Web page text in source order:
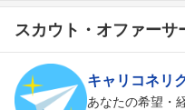
スカウト・オファーサ
キャリコネリ
あなたの希望・